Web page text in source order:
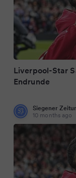
Liverpool-Star
Endrunde
Siegener
10 months ago